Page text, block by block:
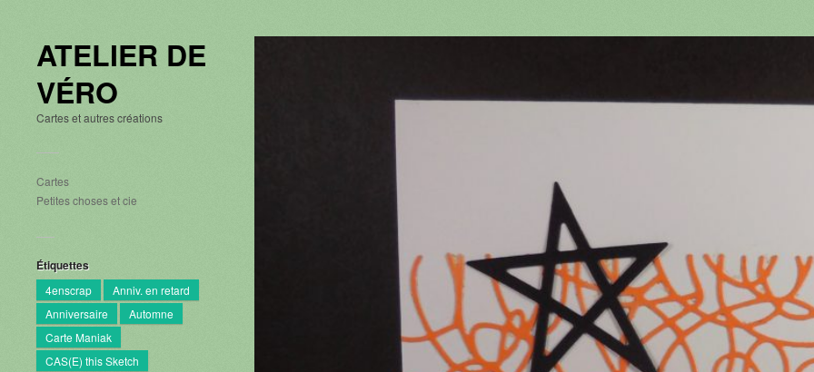
ATELIER DE
VÉRO
Cartes et autres créations
Cartes
Petites choses et cie
Étiquettes
4enscrap
Anniv. en retard
Anniversaire
Automne
Carte Maniak
CAS(E) this Sketch